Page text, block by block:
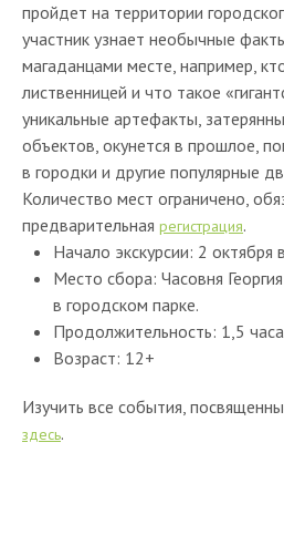
пройдет на территории
участник узнает необычные
магаданцами месте, например,
лиственницей и что такое
уникальные артефакты,
объектов, окунется в прошлое,
в городки и другие популярные
Количество мест ограничено,
предварительная регистрация.
Начало экскурсии: 2 октября
Место сбора: Часовня
в городском парке.
Продолжительность: 1,5
Возраст: 12+
Изучить все события,
здесь.